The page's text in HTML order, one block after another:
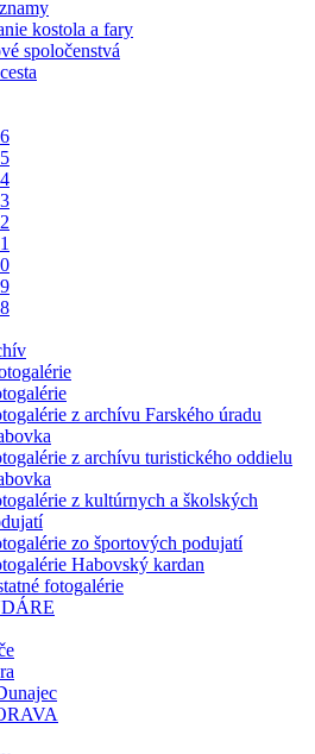
kostola a fary
spoločenstvá
z archívu Farského úradu
z archívu turistického oddielu
z kultúrnych a školských
zo športových podujatí
Habovský kardan
fotogalérie